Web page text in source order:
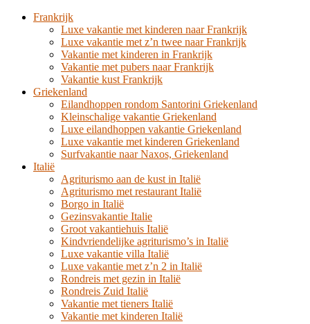
Frankrijk
Luxe vakantie met kinderen naar Frankrijk
Luxe vakantie met z’n twee naar Frankrijk
Vakantie met kinderen in Frankrijk
Vakantie met pubers naar Frankrijk
Vakantie kust Frankrijk
Griekenland
Eilandhoppen rondom Santorini Griekenland
Kleinschalige vakantie Griekenland
Luxe eilandhoppen vakantie Griekenland
Luxe vakantie met kinderen Griekenland
Surfvakantie naar Naxos, Griekenland
Italië
Agriturismo aan de kust in Italië
Agriturismo met restaurant Italië
Borgo in Italië
Gezinsvakantie Italie
Groot vakantiehuis Italië
Kindvriendelijke agriturismo’s in Italië
Luxe vakantie villa Italië
Luxe vakantie met z’n 2 in Italië
Rondreis met gezin in Italië
Rondreis Zuid Italië
Vakantie met tieners Italië
Vakantie met kinderen Italië